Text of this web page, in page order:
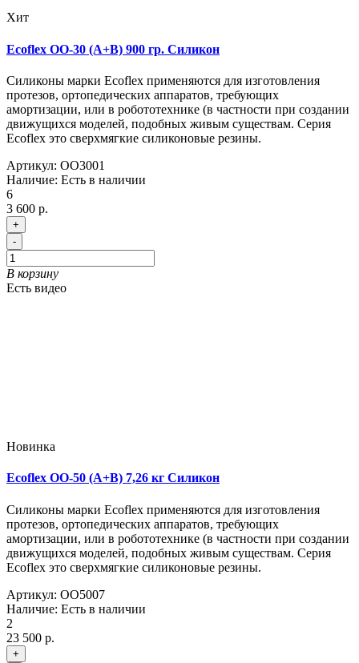
Хит
Ecoflex OO-30 (A+B) 900 гр. Силикон
Силиконы марки Ecoflex применяются для изготовления
протезов, ортопедических аппаратов, требующих
амортизации, или в робототехнике (в частности при создании
движущихся моделей, подобных живым существам. Серия
Ecoflex это сверхмягкие силиконовые резины.
Артикул: OO3001
Наличие: Есть в наличии
6
3 600 р.
+
-
В корзину
Есть видео
Новинка
Ecoflex OO-50 (A+B) 7,26 кг Силикон
Силиконы марки Ecoflex применяются для изготовления
протезов, ортопедических аппаратов, требующих
амортизации, или в робототехнике (в частности при создании
движущихся моделей, подобных живым существам. Серия
Ecoflex это сверхмягкие силиконовые резины.
Артикул: OO5007
Наличие: Есть в наличии
2
23 500 р.
+